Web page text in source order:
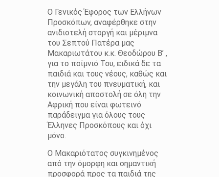
Ο Γενικός Έφορος των Ελλήνων
Προσκόπων, αναφέρθηκε στην
ανιδιοτελή στοργή και μέριμνα
του Σεπτού Πατέρα μας
Μακαριωτάτου κ.κ. Θεοδώρου Β’ ,
για το ποίμνιό Του, ειδικά δε τα
παιδιά και τους νέους, καθώς και
την μεγάλη του πνευματική, και
κοινωνική αποστολή σε όλη την
Αφρική που είναι φωτεινό
παράδειγμα για όλους τους
Έλληνες Προσκόπους και όχι
μόνο.
Ο Μακαριότατος συγκινημένος
από την όμορφη και σημαντική
προσφορά προς τα παιδιά της